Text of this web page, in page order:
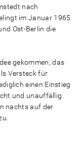
nach
im Januar 1965
Ost-Berlin die
gekommen, das
Versteck für
einen Einstieg
und unauffällig
nachts auf der